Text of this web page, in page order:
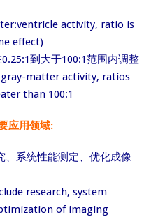
activity, ratio is
effect)
到大于100:1范围内调整
matter activity, ratios
than 100:1
应用领域:
、系统性能测定、优化成像
research, system
of imaging